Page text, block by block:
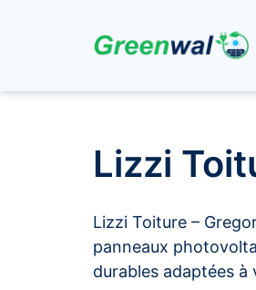
Lizzi
Lizzi Toiture –
panneaux
durables adaptées à